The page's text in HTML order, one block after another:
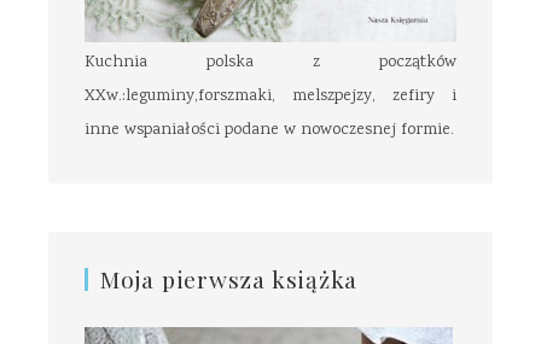
Kuchnia polska z początków
XXw.:leguminy,forszmaki, melszpejzy, zefiry i
inne wspaniałości podane w nowoczesnej formie.
Moja pierwsza książka